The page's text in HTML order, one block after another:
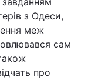
з Одеси,
меж
сам
про